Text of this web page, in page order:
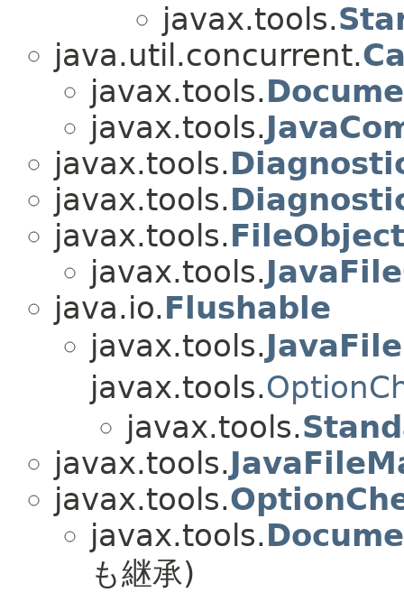
javax.tools.
java.util.concurrent.
javax.tools.
javax.tools.
javax.tools.
javax.tools.
javax.tools.FileObject
javax.tools.
java.io.Flushable
javax.tools.
javax.tools.
javax.tools.
javax.tools.
javax.tools.
javax.tools.
も継承)